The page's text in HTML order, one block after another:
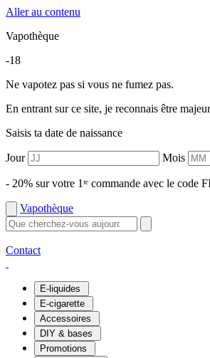
Aller au contenu
Vapothèque
-18
Ne vapotez pas si vous ne fumez pas.
En entrant sur ce site, je reconnais être
Saisis ta date de naissance
Jour Mois
- 20% sur votre 1ʳᵉ commande avec le code
Vapothèque
Contact
E-liquides
E-cigarette
Accessoires
DIY & bases
Promotions